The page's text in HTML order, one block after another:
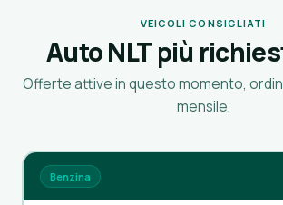
VEICOLI CONSIGLIATI
Auto NLT più
Offerte attive in questo momento,
mensile.
Benzina